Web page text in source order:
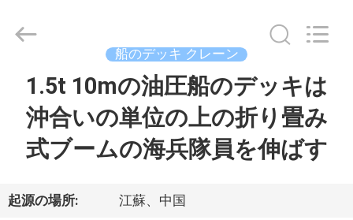
品
2020
INTERNATIONAL
Reserved.
船のデッキ クレーン
1.5t 10mの油圧船のデッキは
沖合いの単位の上の折り畳み
式ブームの海兵隊員を伸ばす
起源の場所: 江蘇、中国